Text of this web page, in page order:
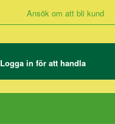
Ansök om att bli kund
Logga in för att handla